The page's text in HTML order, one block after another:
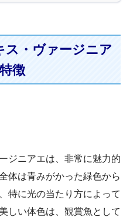
ス・ヴァージニア
徴
ジニアエは、非常に魅力的
体は青みがかった緑色から
特に光の当たり方によって
しい体色は、観賞魚として